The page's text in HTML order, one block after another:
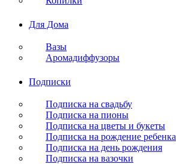
Для Дома
Вазы
Аромадиффузоры
Подписки
Подписка на свадьбу
Подписка на пионы
Подписка на цветы и букеты
Подписка на рождение ребенка
Подписка на день рождения
Подписка на вазочки